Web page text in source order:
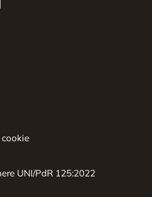
UNI/PdR 125:2022